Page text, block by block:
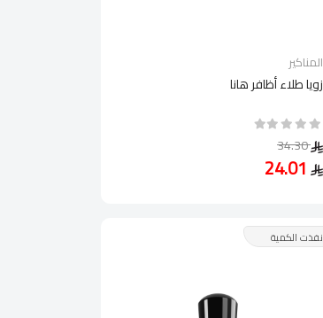
المناكير
زويا طلاء أظافر هانا
34.30
24.01
نفذت الكمية